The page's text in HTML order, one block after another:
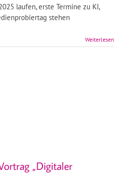
laufen, erste Termine zu KI,
stehen
Weiterlesen
„Digitaler